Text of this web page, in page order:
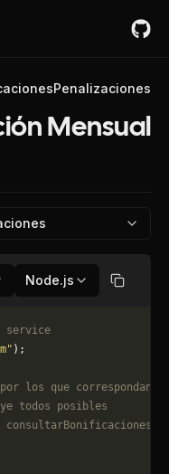
Mensual
Node.js Copiar
service
);
los que correspondan.
todos posibles